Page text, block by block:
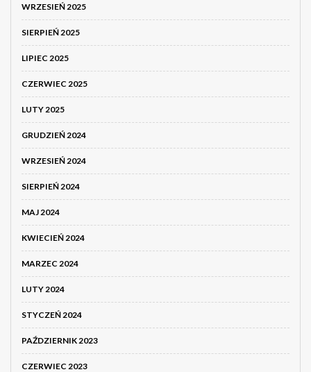
WRZESIEŃ 2025
SIERPIEŃ 2025
LIPIEC 2025
CZERWIEC 2025
LUTY 2025
GRUDZIEŃ 2024
WRZESIEŃ 2024
SIERPIEŃ 2024
MAJ 2024
KWIECIEŃ 2024
MARZEC 2024
LUTY 2024
STYCZEŃ 2024
PAŹDZIERNIK 2023
CZERWIEC 2023